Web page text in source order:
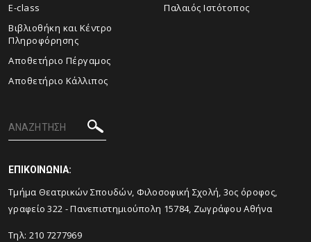
E-class
Βιβλιοθήκη και Κέντρο
Πληροφόρησης
Aποθετήριο Πέργαμος
Αποθετήριο Κάλλιπος
Παλαιός Ιστότοπος
ΕΠΙΚΟΙΝΩΝΙΑ:
Tμήμα Θεατρικών Σπουδών, Φιλοσοφική Σχολή, 3ος όροφος,
γραφείο 322 - Πανεπιστημιούπολη 15784, Ζωγράφου Αθήνα
Τηλ: 210 7277969